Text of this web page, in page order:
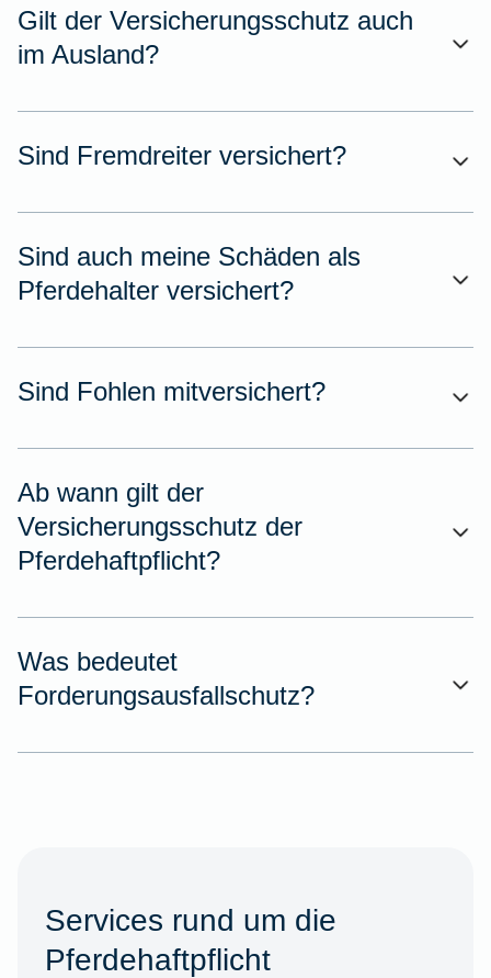
Gilt der Versicherungsschutz auch
im Ausland?
Sind Fremdreiter versichert?
Sind auch meine Schäden als
Pferdehalter versichert?
Sind Fohlen mitversichert?
Ab wann gilt der
Versicherungsschutz der
Pferdehaftpflicht?
Was bedeutet
Forderungsausfallschutz?
Services rund um die
Pferdehaftpflicht